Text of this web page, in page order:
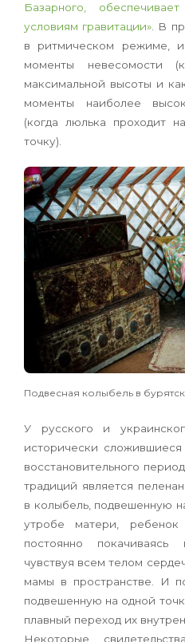
Базарного,
условиям гравитации». В
в ритмическом режиме,
моменты неве­сомости
максимальной высоты и
моменты наиболее
(когда люлька проходит
точ­ку).
Подвесная колыбель в
У русского и
исторически
восстановительного
традиций является
в колыбель, подвешенную
утробе матери,
постоянно
чувствуя всем телом
мамы в пространстве. И
подвешенную на одной
плавный переход их
Некоторые